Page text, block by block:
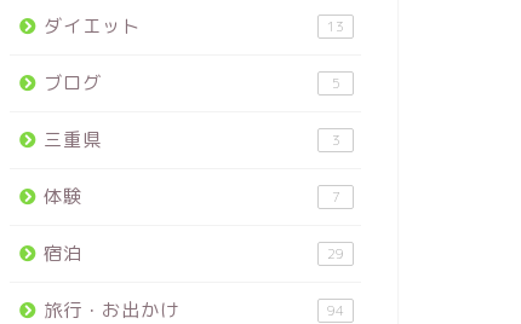
ダイエット 13
ブログ 5
三重県 3
体験 7
宿泊 29
旅行・お出かけ 94